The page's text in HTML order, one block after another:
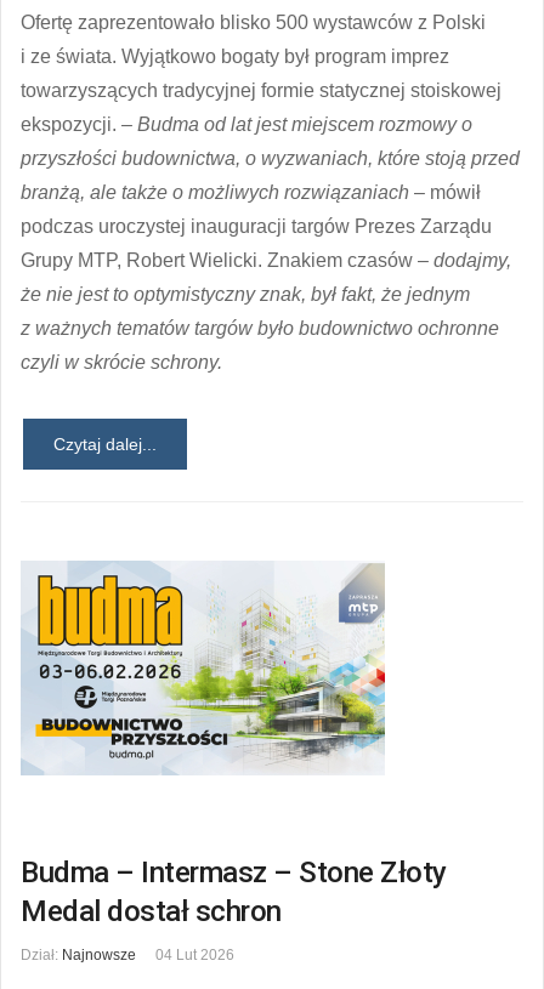
Ofertę zaprezentowało blisko 500 wystawców z Polski
i ze świata. Wyjątkowo bogaty był program imprez
towarzyszących tradycyjnej formie statycznej stoiskowej
ekspozycji. – Budma od lat jest miejscem rozmowy o
przyszłości budownictwa, o wyzwaniach, które stoją przed
branżą, ale także o możliwych rozwiązaniach – mówił
podczas uroczystej inauguracji targów Prezes Zarządu
Grupy MTP, Robert Wielicki. Znakiem czasów – dodajmy,
że nie jest to optymistyczny znak, był fakt, że jednym
z ważnych tematów targów było budownictwo ochronne
czyli w skrócie schrony.
Czytaj dalej...
Budma – Intermasz – Stone Złoty
Medal dostał schron
Dział: Najnowsze 04 Lut 2026